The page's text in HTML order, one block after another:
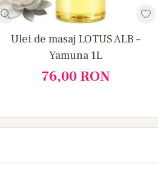
Ulei de masaj LOTUS ALB –
Yamuna 1L
76,00 RON